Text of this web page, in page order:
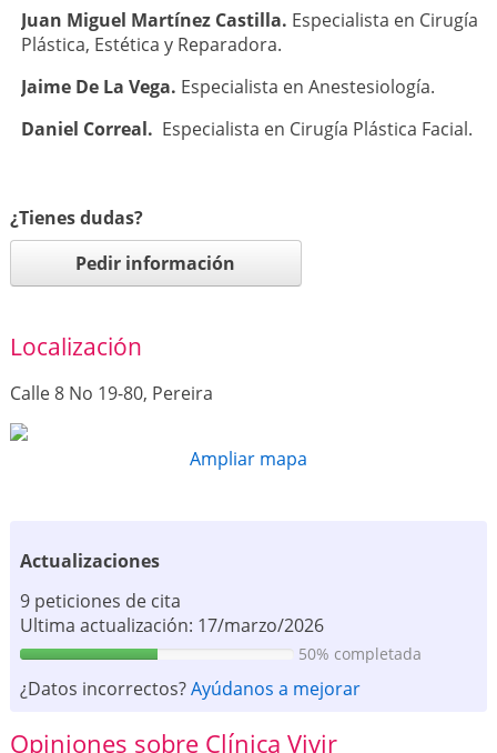
Juan Miguel Martínez Castilla. Especialista en Cirugía
Plástica, Estética y Reparadora.
Jaime De La Vega. Especialista en Anestesiología.
Daniel Correal. Especialista en Cirugía Plástica Facial.
¿Tienes dudas?
Pedir información
Localización
Calle 8 No 19-80, Pereira
Ampliar mapa
Actualizaciones
9 peticiones de cita
Ultima actualización: 17/marzo/2026
50% completada
¿Datos incorrectos?Ayúdanos a mejorar
Opiniones sobre Clínica Vivir